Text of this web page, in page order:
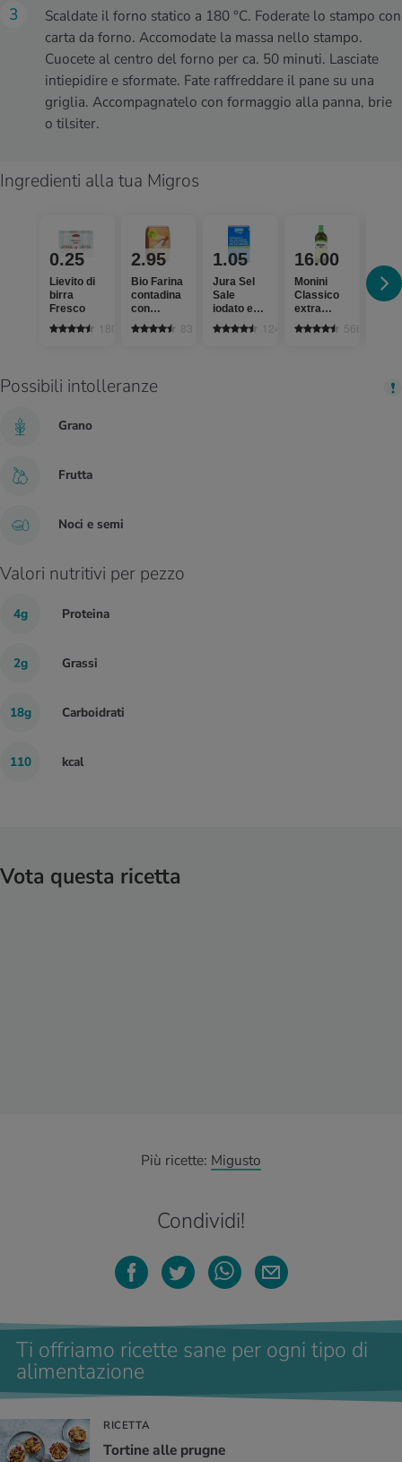
Scaldate il forno statico a 180 °C. Foderate lo stampo con
carta da forno. Accomodate la massa nello stampo.
Cuocete al centro del forno per ca. 50 minuti. Lasciate
intiepidire e sformate. Fate raffreddare il pane su una
griglia. Accompagnatelo con formaggio alla panna, brie
o tilsiter.
Ingredienti alla tua Migros
0.25
Lievito di
birra
Fresco
1806
2.95
Bio Farina
contadina
con
frumento,
spelta e
83
1.05
Jura Sel
Sale
iodato e
fluorato
1241
16.00
Monini
Classico
extra
vergine
566
Sun
Possibili intolleranze
Grano
Frutta
Noci e semi
Valori nutritivi per pezzo
4g Proteina
2g Grassi
18g Carboidrati
110 kcal
Vota questa ricetta
Più ricette: Migusto
Condividi!
Ti offriamo ricette sane per ogni tipo di
alimentazione
RICETTA
Tortine alle prugne